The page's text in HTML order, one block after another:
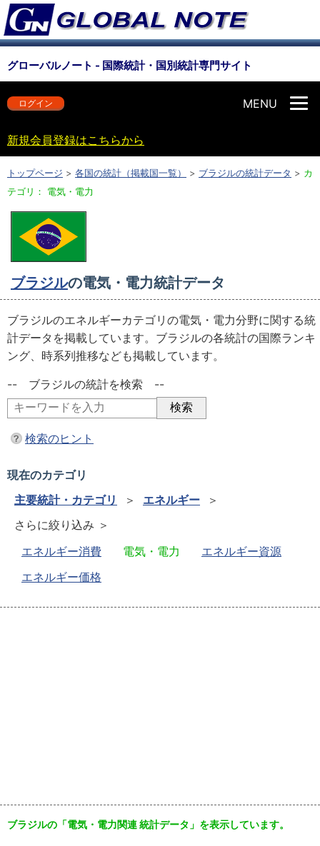
グローバルノート - 国際統計・国別統計専門サイト
MENU
ログイン
新規会員登録はこちらから
トップページ > 各国の統計（掲載国一覧） > ブラジルの統計データ > カ
テゴリ： 電気・電力
ブラジルの電気・電力統計データ
ブラジルのエネルギーカテゴリの電気・電力分野に関する統
計データを掲載しています。ブラジルの各統計の国際ランキ
ング、時系列推移なども掲載しています。
-- ブラジルの統計を検索 --
検索のヒント
現在のカテゴリ
主要統計・カテゴリ
＞ エネルギー ＞
さらに絞り込み ＞
エネルギー消費
電気・電力
エネルギー資源
エネルギー価格
ブラジルの「電気・電力関連 統計データ」を表示しています。